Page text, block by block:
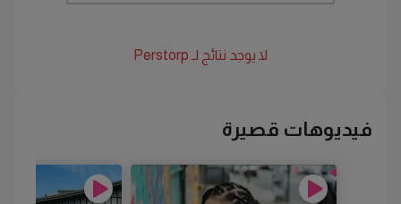
لا يوجد نتائج لـ Perstorp
فيديوهات قصيرة